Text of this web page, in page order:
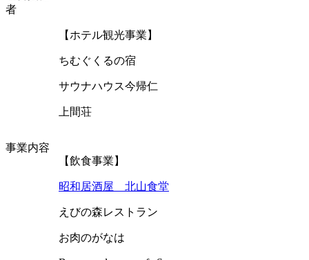
者
事業内容
【ホテル観光事業】
ちむぐくるの宿
サウナハウス今帰仁
上間荘
【飲食事業】
昭和居酒屋 北山食堂
えびの森レストラン
お肉のがなは